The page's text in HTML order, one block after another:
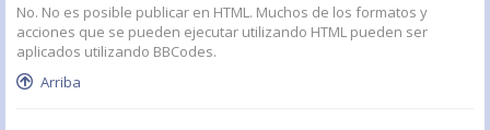
No. No es posible publicar en HTML. Muchos de los formatos y
acciones que se pueden ejecutar utilizando HTML pueden ser
aplicados utilizando BBCodes.
Arriba